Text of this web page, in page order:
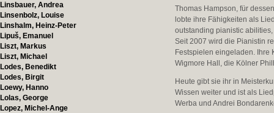
Linsbauer, Andrea
Linsenbolz, Louise
Linshalm, Heinz-Peter
Lipuš, Emanuel
Liszt, Markus
Liszt, Michael
Lodes, Benedikt
Lodes, Birgit
Loewy, Hanno
Lolas, George
Lopez, Michel-Ange
Thomas Hampson, für
lobte ihre Fähigkeiten als
outstanding pianistic
Seit 2007 wird die Pianistin
Festspielen eingeladen. Ihre
Wigmore Hall, die Kölner
Heute gibt sie ihr in
Wissen weiter und ist als
Werba und Andrei